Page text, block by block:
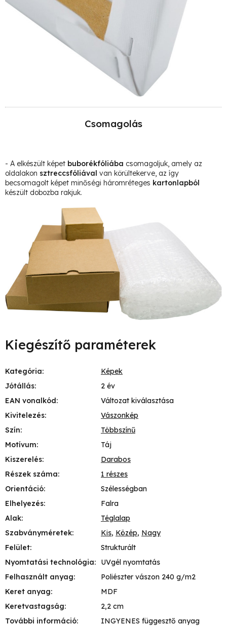
Csomagolás
- A elkészült képet buborékfóliába csomagoljuk, amely az
oldalakon sztreccsfóliával van körültekerve, az így
becsomagolt képet minőségi háromréteges kartonlapból
készült dobozba rakjuk.
Kiegészítő paraméterek
Kategória:
Képek
Jótállás:
2 év
EAN vonalkód:
Változat kiválasztása
Kivitelezés:
Vászonkép
Szín:
Többszínű
Motívum:
Táj
Kiszerelés:
Darabos
Részek száma:
1 részes
Orientáció:
Szélességban
Elhelyezés:
Falra
Alak:
Téglalap
Szabványméretek: Kis, Közép, Nagy
Felület:
Strukturált
Nyomtatási technológia:
UVgél nyomtatás
Felhasznált anyag:
Poliészter vászon 240 g/m2
Keret anyag:
MDF
Keretvastagság:
2,2 cm
További információ: INGYENES függesztő anyag